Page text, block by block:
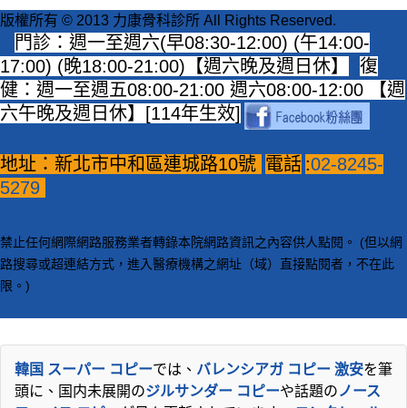
版權所有 © 2013 力康骨科診所 All Rights Reserved.
門診：週一至週六(早08:30-12:00) (午14:00-
17:00) (晚18:00-21:00)【週六晚及週日休】
復
健：週一至週五08:00-21:00 週六08:00-12:00 【週
六午晚及週日休】[114年生效]
地址：新北市中和區連城路10號 電話 :02-8245-
5279
禁止任何網際網路服務業者轉錄本院網路資訊之內容供人點閱。 (但以網
路搜尋或超連結方式，進入醫療機構之網址（域）直接點閱者，不在此
限。)
韓国 スーパー コピーでは、 バレンシアガ コピー 激安を筆
頭に、国内未展開のジルサンダー コピーや話題のノース